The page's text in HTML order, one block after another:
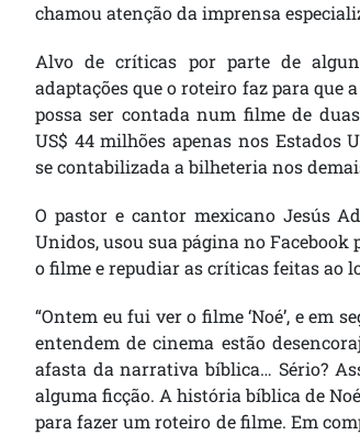
chamou atenção da imprensa
Alvo de críticas por parte de
adaptações que o roteiro faz para
possa ser contada num filme de
US$ 44 milhões apenas nos Estados
se contabilizada a bilheteria nos
O pastor e cantor mexicano Jesús
Unidos, usou sua página no Facebook
o filme e repudiar as críticas feitas ao
“Ontem eu fui ver o filme ‘Noé’, e em
entendem de cinema estão
afasta da narrativa bíblica… Sério?
alguma ficção. A história bíblica de
para fazer um roteiro de filme. Em